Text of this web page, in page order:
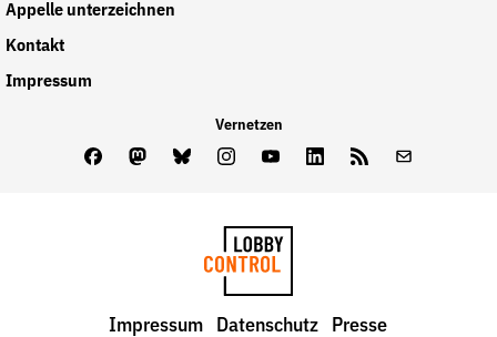
Appelle unterzeichnen
Kontakt
Impressum
Vernetzen
FacebookMastodon
BlueskyInstagram
YoutubeLinkedInFeed
LobbyControl
Impressum Datenschutz Presse